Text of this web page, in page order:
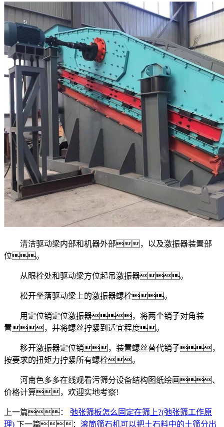
清洁驱动梁内部和机器外部，以及激振器装置部
位。
从眼栓处和驱动梁方位起吊激振器。
松开坐落驱动梁上的激振器螺栓。
用定位销定位激振器，将两个销子对角装
置，并将螺丝拧紧到适宜程度。
移开激振器定位销，装置螺丝替代销子，
按要求的扭矩力拧紧所有螺栓。
河南色多多在线观看污筛分设备结构图纸绘画、
价格计算，欢迎实地考察!
上一篇： 弛张筛板怎么固定在筛上?(弛张筛工作原
理) 下一篇： 滚筒筛石机可以把土石料中的土筛分出